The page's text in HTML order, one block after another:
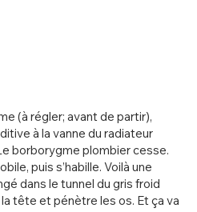
(à régler; avant de partir),
à la vanne du radiateur
borborygme plombier cesse.
puis s’habille. Voilà une
dans le tunnel du gris froid
tête et pénètre les os. Et ça va